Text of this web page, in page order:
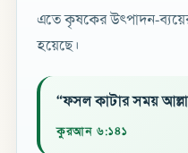
এতে কৃষকের উৎপাদন-ব্যয়ের
হয়েছে।
“ফসল কাটার সময়
কুরআন ৬:১৪১